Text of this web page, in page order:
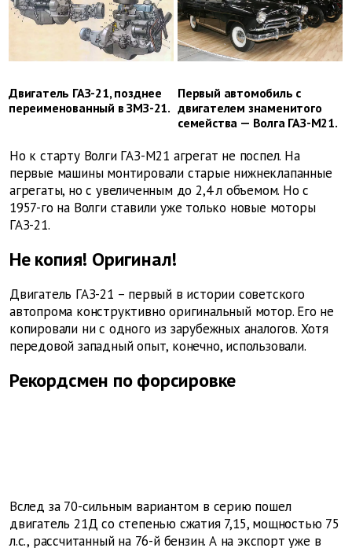
Двигатель ГАЗ-21, позднее
переименованный в ЗМЗ-21.
Первый автомобиль с
двигателем знаменитого
семейства — Волга ГАЗ-М21.
Но к старту Волги ГАЗ-М21 агрегат не поспел. На
первые машины монтировали старые нижнеклапанные
агрегаты, но с увеличенным до 2,4 л объемом. Но с
1957-го на Волги ставили уже только новые моторы
ГАЗ-21.
Не копия! Оригинал!
Двигатель ГАЗ-21 – первый в истории советского
автопрома конструктивно оригинальный мотор. Его не
копировали ни с одного из зарубежных аналогов. Хотя
передовой западный опыт, конечно, использовали.
Рекордсмен по форсировке
Вслед за 70-сильным вариантом в серию пошел
двигатель 21Д со степенью сжатия 7,15, мощностью 75
л.с., рассчитанный на 76-й бензин. А на экспорт уже в